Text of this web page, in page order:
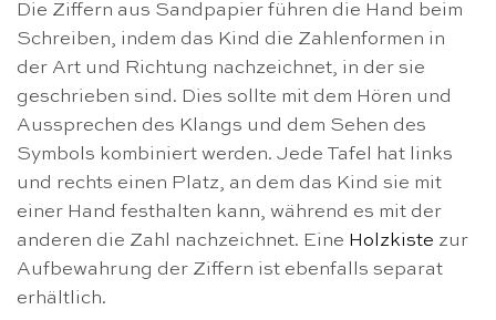
Die Ziffern aus Sandpapier führen die Hand beim
Schreiben, indem das Kind die Zahlenformen in
der Art und Richtung nachzeichnet, in der sie
geschrieben sind. Dies sollte mit dem Hören und
Aussprechen des Klangs und dem Sehen des
Symbols kombiniert werden. Jede Tafel hat links
und rechts einen Platz, an dem das Kind sie mit
einer Hand festhalten kann, während es mit der
anderen die Zahl nachzeichnet. Eine Holzkiste zur
Aufbewahrung der Ziffern ist ebenfalls separat
erhältlich.